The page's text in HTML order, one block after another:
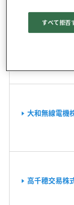
サンシン電気
大和無線電機
高千穂交易株
すべて拒否